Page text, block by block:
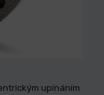
upínáním